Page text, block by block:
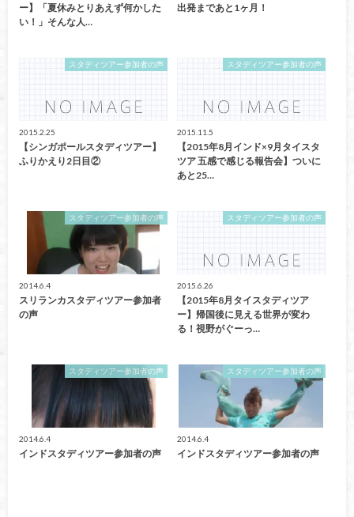
ー】「夏休みとりあえず何かした
い！」そんな人…
出発まであと1ヶ月！
スタディツアー参加者の声
2015.2.25
【シンガポールスタディツアー】
ふりかえり2日目②
スタディツアー参加者の声
2015.11.5
【2015年8月インド×9月タイスタ
ツア 五感で感じる報告会】ついに
あと25…
スタディツアー参加者の声
2014.6.4
スリランカスタディツアー参加者
の声
スタディツアー参加者の声
2015.6.26
【2015年8月タイスタディツア
ー】帰国後に見える世界が変わ
る！視野がぐーっ…
スタディツアー参加者の声
2014.6.4
インドスタディツアー参加者の声
スタディツアー参加者の声
2014.6.4
インドスタディツアー参加者の声